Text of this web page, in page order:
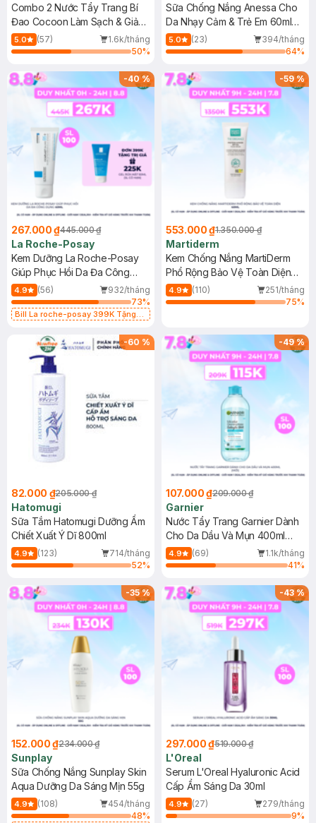
Combo 2 Nước Tẩy Trang Bí
Đao Cocoon Làm Sạch & Giảm
Dầu 500ml
5.0 (57)
1.6k/tháng
50%
Sữa Chống Nắng Anessa Cho
Da Nhạy Cảm & Trẻ Em 60ml
(Mới)
5.0 (23)
394/tháng
64%
-40%
267.000 ₫445.000 ₫
La Roche-Posay
Kem Dưỡng La Roche-Posay
Giúp Phục Hồi Da Đa Công
Dụng 40ml
4.9 (56)
932/tháng
73%
Bill La roche-posay 399K Tặng
(SL có hạn)
-59%
553.000 ₫1.350.000 ₫
Martiderm
Kem Chống Nắng MartiDerm
Phổ Rộng Bảo Vệ Toàn Diện
40ml
4.9 (110)
251/tháng
75%
-60 %
82.000 ₫205.000 ₫
Hatomugi
Sữa Tắm Hatomugi Dưỡng Ẩm
Chiết Xuất Ý Dĩ 800ml
4.9 (123)
714/tháng
52%
-49%
107.000 ₫209.000 ₫
Garnier
Nước Tẩy Trang Garnier Dành
Cho Da Dầu Và Mụn 400ml
(Mới)
4.9 (69)
1.1k/tháng
41%
-35%
152.000 ₫234.000 ₫
Sunplay
Sữa Chống Nắng Sunplay Skin
Aqua Dưỡng Da Sáng Mịn 55g
4.9 (108)
454/tháng
48%
-43%
297.000 ₫519.000 ₫
L'Oreal
Serum L'Oreal Hyaluronic Acid
Cấp Ẩm Sáng Da 30ml
4.9 (27)
279/tháng
9%